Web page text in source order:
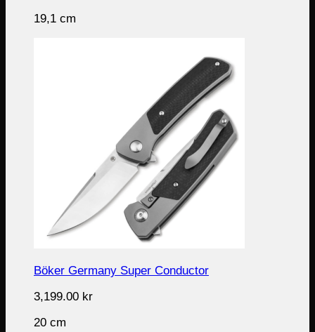
19,1 cm
Böker Germany Super Conductor
3,199.00 kr
20 cm